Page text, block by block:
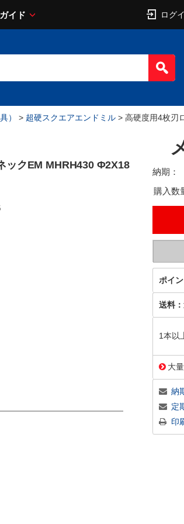
イド ログ
） > 超硬スクエアエンドミル > 高硬度用4枚刃
ックEM MHRH430 Φ2X18
納期：
購入数
ポイン
送料：
1本以
大
納
定
印